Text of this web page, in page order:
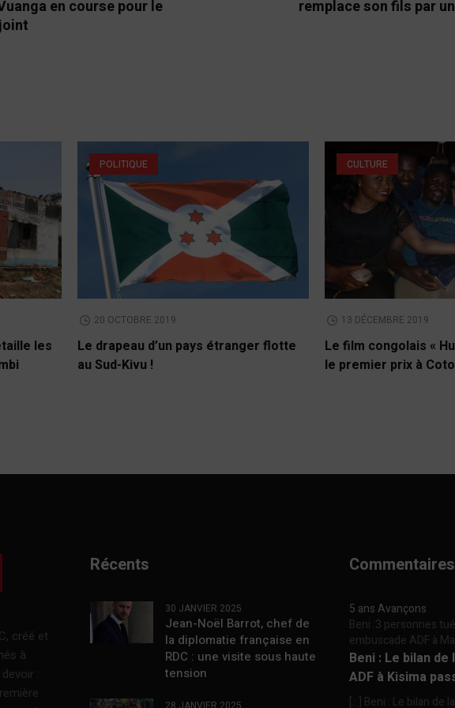
en course pour le
remplace son fils par
les
POLITIQUE
20 OCTOBRE 2019
Le drapeau d’un pays étranger flotte
au Sud-Kivu !
CULTURE
13 DÉCEMBRE 2019
Le film congolais «
le premier prix à
créé et
à
:
Récents
30 JANVIER 2025
Jean-Noël Barrot, chef de
la diplomatie française en
RDC : une visite sous haute
tension
Commentaires
5 ans Avançons
Beni :3 personnes
embuscade ADF à
Beni : Le bilan
ADF à Kisima
[…] Beni : Le bilan de